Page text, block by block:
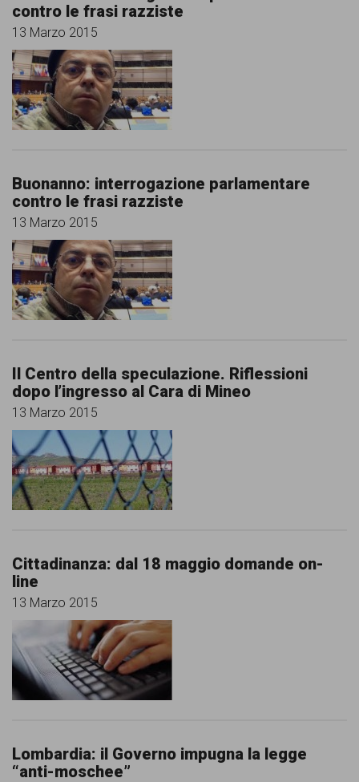
contro le frasi razziste
13 Marzo 2015
Buonanno: interrogazione parlamentare
contro le frasi razziste
13 Marzo 2015
Il Centro della speculazione. Riflessioni
dopo l’ingresso al Cara di Mineo
13 Marzo 2015
Cittadinanza: dal 18 maggio domande on-
line
13 Marzo 2015
Lombardia: il Governo impugna la legge
“anti-moschee”